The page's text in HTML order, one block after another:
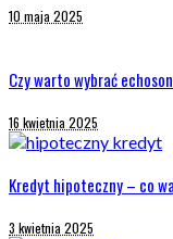
10 maja 2025
Czy warto wybrać
16 kwietnia 2025
Kredyt hipoteczny – co
3 kwietnia 2025